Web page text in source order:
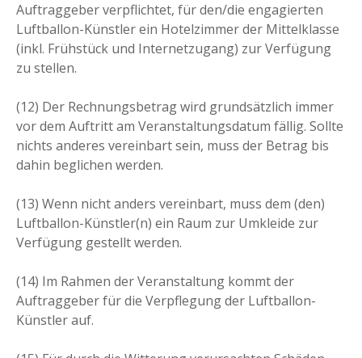
Auftraggeber verpflichtet, für den/die engagierten
Luftballon-Künstler ein Hotelzimmer der Mittelklasse
(inkl. Frühstück und Internetzugang) zur Verfügung
zu stellen.
(12) Der Rechnungsbetrag wird grundsätzlich immer
vor dem Auftritt am Veranstaltungsdatum fällig. Sollte
nichts anderes vereinbart sein, muss der Betrag bis
dahin beglichen werden.
(13) Wenn nicht anders vereinbart, muss dem (den)
Luftballon-Künstler(n) ein Raum zur Umkleide zur
Verfügung gestellt werden.
(14) Im Rahmen der Veranstaltung kommt der
Auftraggeber für die Verpflegung der Luftballon-
Künstler auf.